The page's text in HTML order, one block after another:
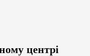
центрі